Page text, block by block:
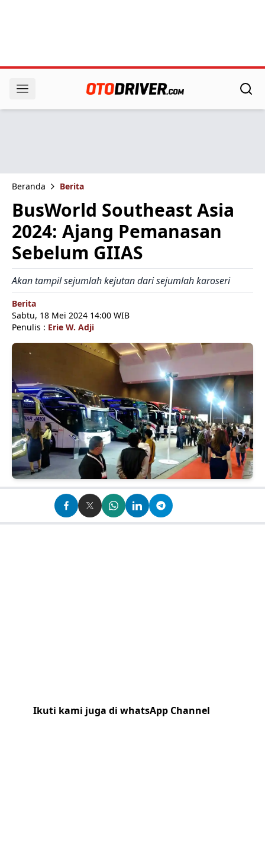
Beranda Berita
BusWorld Southeast Asia
2024: Ajang Pemanasan
Sebelum GIIAS
Akan tampil sejumlah kejutan dari sejumlah karoseri
Berita
Sabtu, 18 Mei 2024 14:00 WIB
Penulis : Erie W. Adji
Ikuti kami juga di whatsApp Channel